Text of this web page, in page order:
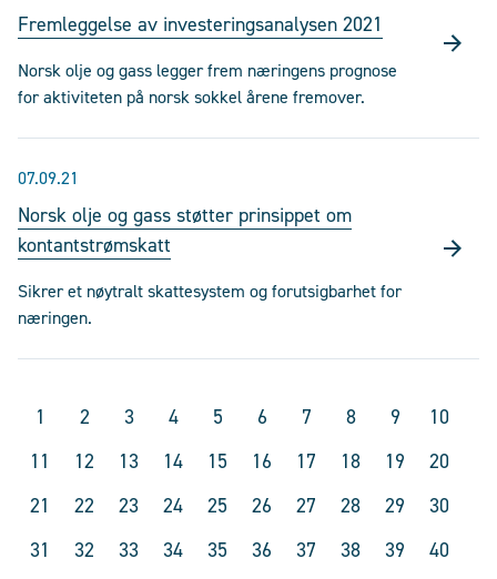
Fremleggelse av investeringsanalysen 2021
Norsk olje og gass legger frem næringens prognose
for aktiviteten på norsk sokkel årene fremover.
07.09.21
Norsk olje og gass støtter prinsippet om
kontantstrømskatt
Sikrer et nøytralt skattesystem og forutsigbarhet for
næringen.
1 2 3 4 5 6 7 8 9
10
11
12 13 14 15 16 17 18 19
20
21
22 23 24 25 26 27 28 29
30
31
32 33 34 35 36 37 38 39
40